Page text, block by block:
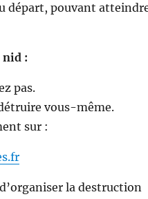
départ, pouvant
nid :
pas.
vous-même.
sur :
la destruction